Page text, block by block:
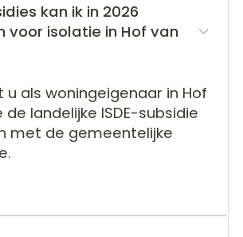
kan ik in 2026
voor isolatie in Hof van
u als woningeigenaar in Hof
landelijke ISDE-subsidie
met de gemeentelijke